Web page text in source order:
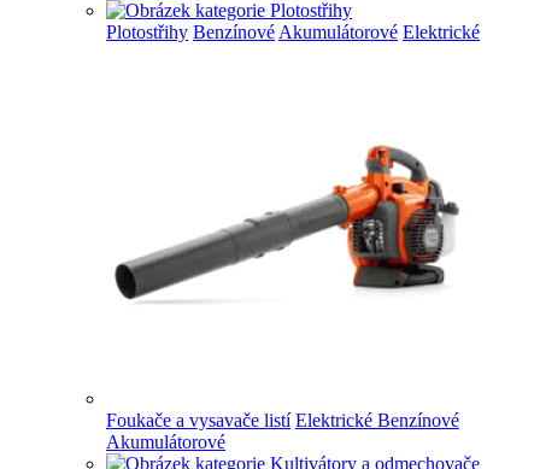
Plotostřihy Benzínové Akumulátorové Elektrické
Foukače a vysavače listí Elektrické Benzínové
Akumulátorové